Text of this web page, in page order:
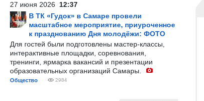
27 июня 2026 12:37
В ТК «Гудок» в Самаре провели
масштабное мероприятие, приуроченное
к празднованию Дня молодёжи: ФОТО
Для гостей были подготовлены мастер-классы,
интерактивные площадки, соревнования,
тренинги, ярмарка вакансий и презентации
образовательных организаций Самары.
Общество 2984